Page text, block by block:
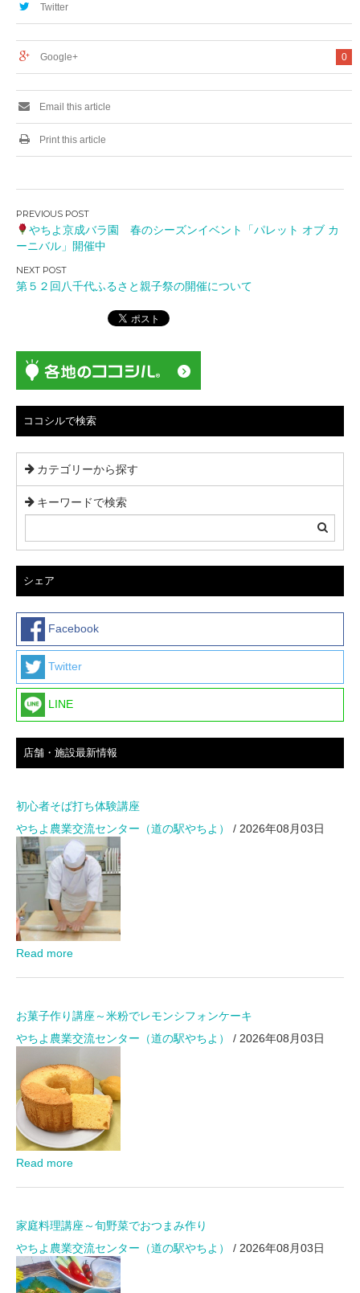
Twitter
0
Google+
Email this article
Print this article
投
稿
ナ
ビ
ゲ
ョ
ン
やちよ京成バラ園 春のシーズンイベント「パレット オブ カ
ーニバル」開催中
第５２回八千代ふるさと親子祭の開催について
ココシルで検索
カテゴリーから探す
キーワードで検索
シェア
Facebook
Twitter
LINE
店舗・施設最新情報
初心者そば打ち体験講座
やちよ農業交流センター（道の駅やちよ）
/ 2026年08月03日
Read more
お菓子作り講座～米粉でレモンシフォンケーキ
やちよ農業交流センター（道の駅やちよ）
/ 2026年08月03日
Read more
家庭料理講座～旬野菜でおつまみ作り
やちよ農業交流センター（道の駅やちよ）
/ 2026年08月03日